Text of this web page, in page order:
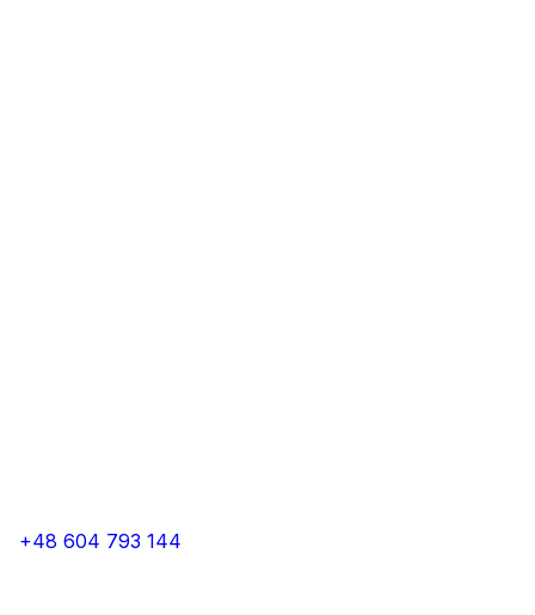
+48 604 793 144